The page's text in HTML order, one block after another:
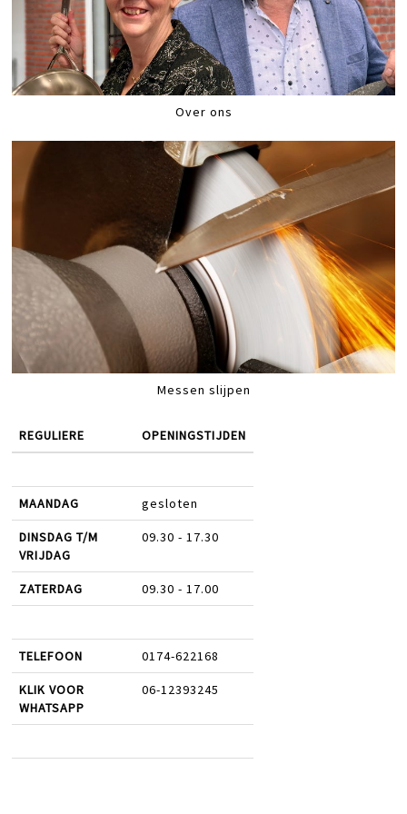
Over ons
Messen slijpen
REGULIERE OPENINGSTIJDEN
MAANDAG gesloten
DINSDAG T/M
VRIJDAG
09.30 - 17.30
ZATERDAG 09.30 - 17.00
TELEFOON 0174-622168
KLIK VOOR
WHATSAPP
06-12393245